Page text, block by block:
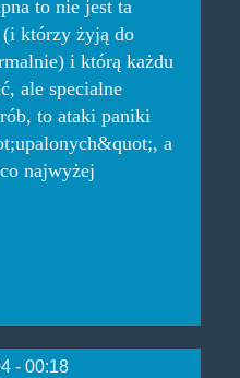
to nie jest ta
którzy żyją do
i którą każdu
ale specialne
to ataki paniki
a
najwyżej
- 00:18